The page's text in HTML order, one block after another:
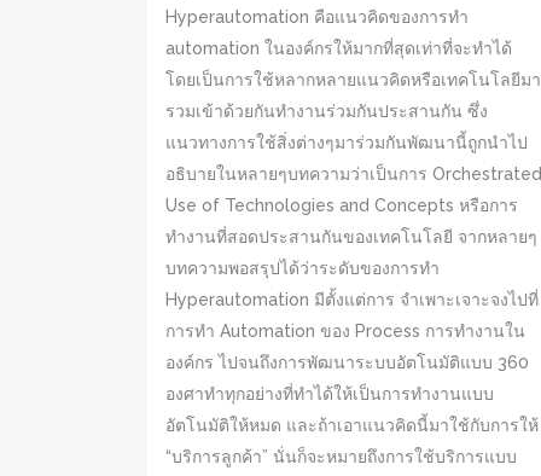
Hyperautomation คือแนวคิดของการทำ
automation ในองค์กรให้มากที่สุดเท่าที่จะทำได้
โดยเป็นการใช้หลากหลายแนวคิดหรือเทคโนโลยีมา
รวมเข้าด้วยกันทำงานร่วมกันประสานกัน ซึ่ง
แนวทางการใช้สิ่งต่างๆมาร่วมกันพัฒนานี้ถูกนำไป
อธิบายในหลายๆบทความว่าเป็นการ Orchestrated
Use of Technologies and Concepts หรือการ
ทำงานที่สอดประสานกันของเทคโนโลยี จากหลายๆ
บทความพอสรุปได้ว่าระดับของการทำ
Hyperautomation มีตั้งแต่การ จำเพาะเจาะจงไปที่
การทำ Automation ของ Process การทำงานใน
องค์กร ไปจนถึงการพัฒนาระบบอัตโนมัติแบบ 360
องศาทำทุกอย่างที่ทำได้ให้เป็นการทำงานแบบ
อัตโนมัติให้หมด และถ้าเอาแนวคิดนี้มาใช้กับการให้
“บริการลูกค้า” นั่นก็จะหมายถึงการใช้บริการแบบ